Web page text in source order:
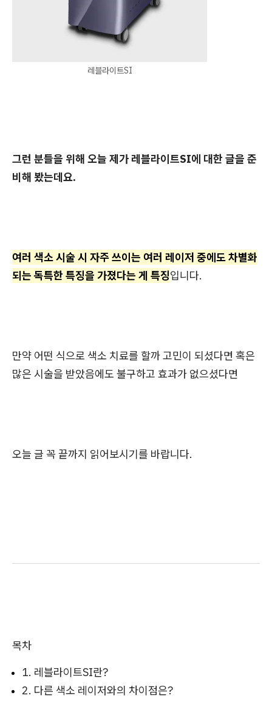
레블라이트SI
그런 분들을 위해 오늘 제가 레블라이트SI에 대한 글을 준
비해 봤는데요.
여러 색소 시술 시 자주 쓰이는 여러 레이저 중에도 차별화
되는 독특한 특징을 가졌다는 게 특징입니다.
만약 어떤 식으로 색소 치료를 할까 고민이 되셨다면 혹은
많은 시술을 받았음에도 불구하고 효과가 없으셨다면
오늘 글 꼭 끝까지 읽어보시기를 바랍니다.
목차
1. 레블라이트SI란?
2. 다른 색소 레이저와의 차이점은?